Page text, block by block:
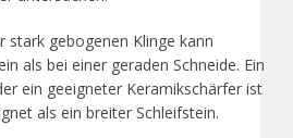
stark gebogenen Klinge kann
als bei einer geraden Schneide. Ein
ein geeigneter Keramikschärfer ist
als ein breiter Schleifstein.